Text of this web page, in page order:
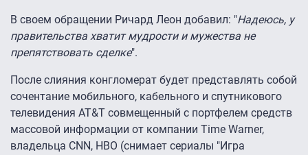
В своем обращении Ричард Леон добавил: "Надеюсь, у
правительства хватит мудрости и мужества не
препятствовать сделке".
После слияния конгломерат будет представлять собой
сочентание мобильного, кабельного и спутникового
телевидения AT&T совмещенный с портфелем средств
массовой информации от компании Time Warner,
владельца CNN, HBO (снимает сериалы "Игра